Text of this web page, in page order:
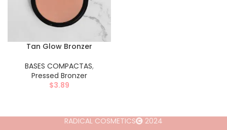
Tan Glow Bronzer
BASES COMPACTAS,
Pressed Bronzer
$3.89
RADICAL COSMETICS 2024